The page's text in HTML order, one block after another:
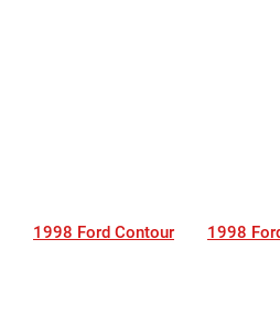
1998 Ford Contour 1998